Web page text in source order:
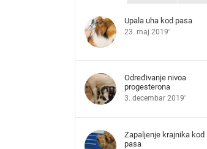
Upala uha kod pasa
23. maj 2019'
Određivanje nivoa
progesterona
3. decembar 2019'
Zapaljenje krajnika kod
pasa